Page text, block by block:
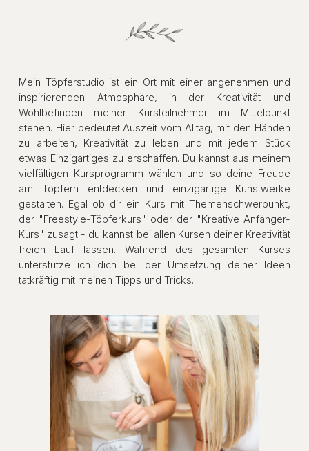
Mein Töpferstudio ist ein Ort mit einer angenehmen und
inspirierenden Atmosphäre, in der Kreativität und
Wohlbefinden meiner Kursteilnehmer im Mittelpunkt
stehen. Hier bedeutet Auszeit vom Alltag, mit den Händen
zu arbeiten, Kreativität zu leben und mit jedem Stück
etwas Einzigartiges zu erschaffen. Du kannst aus meinem
vielfältigen Kursprogramm wählen und so deine Freude
am Töpfern entdecken und einzigartige Kunstwerke
gestalten. Egal ob dir ein Kurs mit Themenschwerpunkt,
der "Freestyle-Töpferkurs" oder der "Kreative Anfänger-
Kurs" zusagt - du kannst bei allen Kursen deiner Kreativität
freien Lauf lassen. Während des gesamten Kurses
unterstütze ich dich bei der Umsetzung deiner Ideen
tatkräftig mit meinen Tipps und Tricks.